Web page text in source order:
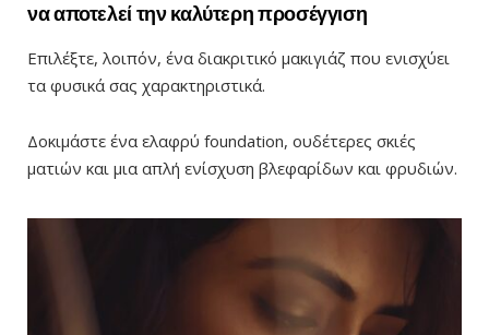
να αποτελεί την καλύτερη προσέγγιση
Επιλέξτε, λοιπόν, ένα διακριτικό μακιγιάζ που ενισχύει
τα φυσικά σας χαρακτηριστικά.
Δοκιμάστε ένα ελαφρύ foundation, ουδέτερες σκιές
ματιών και μια απλή ενίσχυση βλεφαρίδων και φρυδιών.